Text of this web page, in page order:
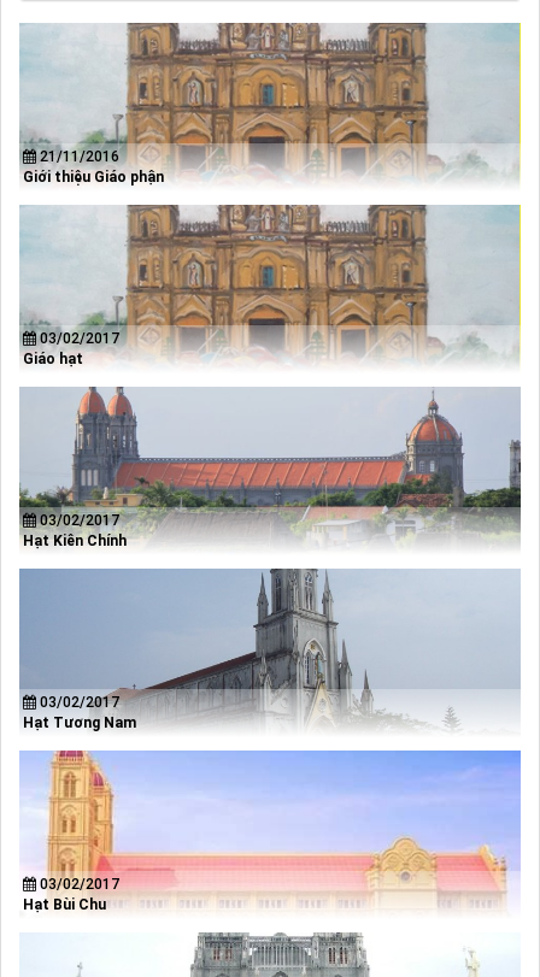
21/11/2016
Giới thiệu Giáo phận
03/02/2017
Giáo hạt
03/02/2017
Hạt Kiên Chính
03/02/2017
Hạt Tương Nam
03/02/2017
Hạt Bùi Chu